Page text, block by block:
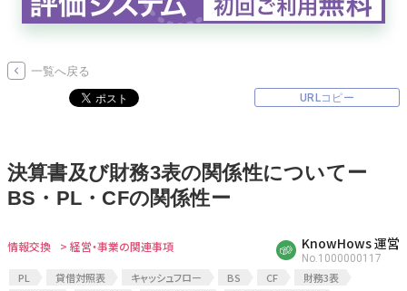
無料でアンケート
新規会員登録
一覧へ戻る
URLコピー
決算書及び財務3表の関係性についてー
BS・PL・CFの関係性ー
情報交換 > 経営・事業の関連事項 KnowHows 運営
No.1000000117
PL 貸借対照表 キャッシュフロー BS CF
財務3表